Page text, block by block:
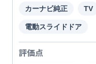
カーナビ純正 TV
電動スライドドア
評価点